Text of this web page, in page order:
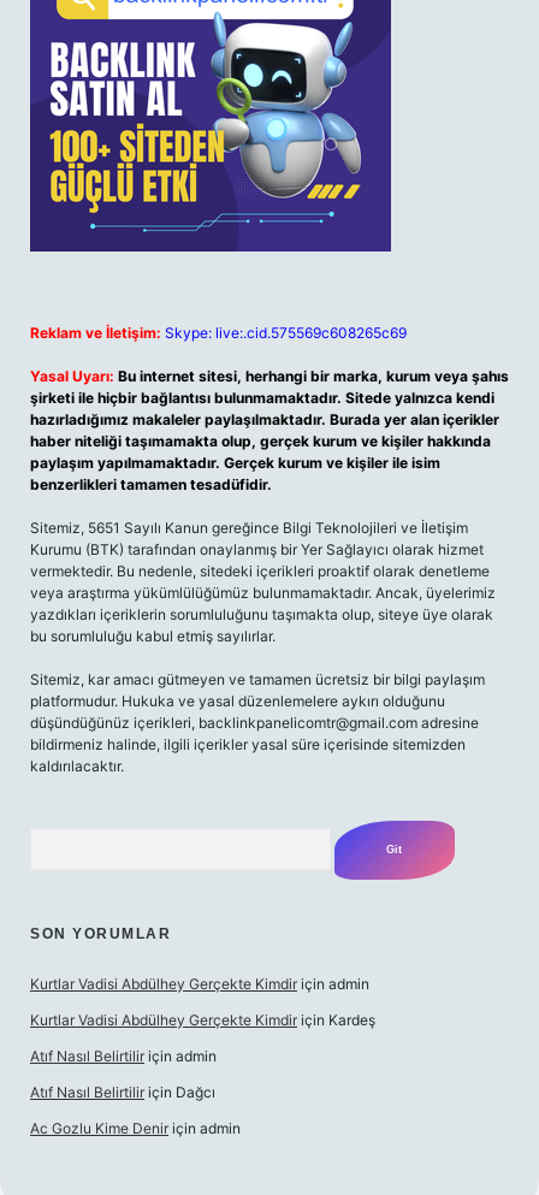
Reklam ve İletişim: Skype: live:.cid.575569c608265c69
Yasal Uyarı: Bu internet sitesi, herhangi bir marka, kurum veya şahıs
şirketi ile hiçbir bağlantısı bulunmamaktadır. Sitede yalnızca kendi
hazırladığımız makaleler paylaşılmaktadır. Burada yer alan içerikler
haber niteliği taşımamakta olup, gerçek kurum ve kişiler hakkında
paylaşım yapılmamaktadır. Gerçek kurum ve kişiler ile isim
benzerlikleri tamamen tesadüfidir.
Sitemiz, 5651 Sayılı Kanun gereğince Bilgi Teknolojileri ve İletişim
Kurumu (BTK) tarafından onaylanmış bir Yer Sağlayıcı olarak hizmet
vermektedir. Bu nedenle, sitedeki içerikleri proaktif olarak denetleme
veya araştırma yükümlülüğümüz bulunmamaktadır. Ancak, üyelerimiz
yazdıkları içeriklerin sorumluluğunu taşımakta olup, siteye üye olarak
bu sorumluluğu kabul etmiş sayılırlar.
Sitemiz, kar amacı gütmeyen ve tamamen ücretsiz bir bilgi paylaşım
platformudur. Hukuka ve yasal düzenlemelere aykırı olduğunu
düşündüğünüz içerikleri, backlinkpanelicomtr@gmail.com adresine
bildirmeniz halinde, ilgili içerikler yasal süre içerisinde sitemizden
kaldırılacaktır.
SON YORUMLAR
Kurtlar Vadisi Abdülhey Gerçekte Kimdir için admin
Kurtlar Vadisi Abdülhey Gerçekte Kimdir için Kardeş
Atıf Nasıl Belirtilir için admin
Atıf Nasıl Belirtilir için Dağcı
Ac Gozlu Kime Denir için admin